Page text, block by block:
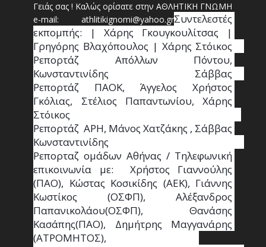
Γειάς σας ! Καλώς ορίσατε στην ΑΘΛΗΤΙΚΗ ΓΝΩΜΗ
e-mail: athlitikignomi@yahoo.grΣυντελεστές
εκπομπής: | Χάρης Γκουγκουλίτσας |
Γρηγόρης Βλαχόπουλος | Χάρης Στόικος
Ρεπορτάζ Απόλλων Πόντου,
Κωνσταντινίδης   Σάββας
Ρεπορτάζ ΠΑΟΚ, Άγγελος Χρήστος
Γκόλιας, Στέλιος Παπαντωνίου, Χάρης
Στόικος
Ρεπορτάζ  ΑΡΗ, Μάνος Χατζάκης , Σάββας
Κωνσταντινίδης
Ρεπορταζ ομάδων Αθήνας / Τηλεφωνική
επικοινωνία με:  Χρήστος Γιαννούλης
(ΠΑΟ), Κώστας Κοσικίδης (ΑΕΚ), Γιάννης
Κωστίκος (ΟΣΦΠ), Αλέξανδρος
Παπανικολάου(ΟΣΦΠ), Θανάσης
Κασάπης(ΠΑΟ), Δημήτρης Μαγγανάρης
(ΑΤΡΟΜΗΤΟΣ),